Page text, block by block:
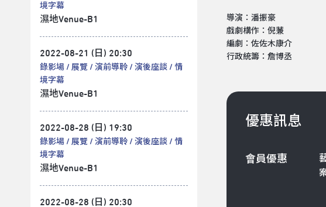
境字幕
濕地Venue-B1
2022-08-21 (日) 20:30
錄影場 展覽 演前導聆 演後座談
情
境字幕
濕地Venue-B1
2022-08-28 (日) 19:30
錄影場 展覽 演前導聆 演後座談
情
境字幕
濕地Venue-B1
2022-08-28 (日) 20:30
導演：潘振豪
戲劇構作：倪蒹
編劇：佐佐木康介
行政統籌：詹博丞
優惠訊息
會員優惠